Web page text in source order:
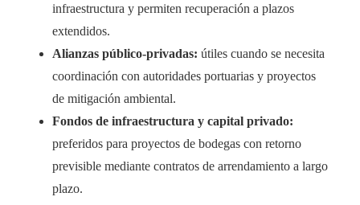
infraestructura y permiten recuperación a plazos
extendidos.
Alianzas público-privadas: útiles cuando se necesita
coordinación con autoridades portuarias y proyectos
de mitigación ambiental.
Fondos de infraestructura y capital privado:
preferidos para proyectos de bodegas con retorno
previsible mediante contratos de arrendamiento a largo
plazo.